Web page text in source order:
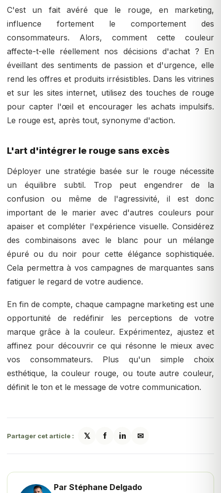
C'est un fait avéré que le rouge, en marketing,
influence fortement le comportement des
consommateurs. Alors, comment cette couleur
affecte-t-elle réellement nos décisions d'achat ? En
éveillant des sentiments de passion et d'urgence, elle
rend les offres et produits irrésistibles. Dans les vitrines
et sur les sites internet, utilisez des touches de rouge
pour capter l'œil et encourager les achats impulsifs.
Le rouge est, après tout, synonyme d'action.
L'art d'intégrer le rouge sans excès
Déployer une stratégie basée sur le rouge nécessite
un équilibre subtil. Trop peut engendrer de la
confusion ou même de l'agressivité, il est donc
important de le marier avec d'autres couleurs pour
apaiser et compléter l'expérience visuelle. Considérez
des combinaisons avec le blanc pour un mélange
épuré ou du noir pour cette élégance sophistiquée.
Cela permettra à vos campagnes de marquantes sans
fatiguer le regard de votre audience.
En fin de compte, chaque campagne marketing est une
opportunité de redéfinir les perceptions de votre
marque grâce à la couleur. Expérimentez, ajustez et
affinez pour découvrir ce qui résonne le mieux avec
vos consommateurs. Plus qu'un simple choix
esthétique, la couleur rouge, ou toute autre couleur,
définit le ton et le message de votre communication.
Partager cet article : 𝕏 f in ✉
Par Stéphane Delgado